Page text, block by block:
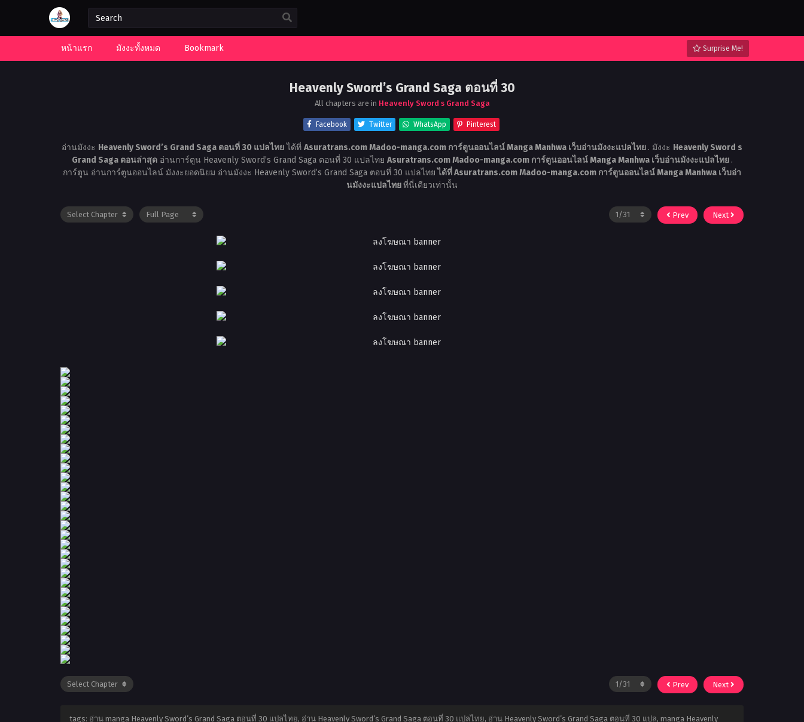
หน้าแรก มังงะทั้งหมด Bookmark Surprise Me!
Heavenly Sword’s Grand Saga ตอนที่ 30
All chapters are in Heavenly Sword s Grand Saga
Facebook Twitter WhatsApp Pinterest
อ่านมังงะ Heavenly Sword’s Grand Saga ตอนที่ 30 แปลไทยได้ที่ Asuratrans.com Madoo-manga.com การ์ตูนออนไลน์ Manga Manhwa เว็บอ่านมังงะแปลไทย . มังงะ Heavenly Sword s
Grand Saga ตอนล่าสุดอ่านการ์ตูน Heavenly Sword’s Grand Saga ตอนที่ 30 แปลไทย Asuratrans.com Madoo-manga.com การ์ตูนออนไลน์ Manga Manhwa เว็บอ่านมังงะแปลไทย .
การ์ตูน อ่านการ์ตูนออนไลน์ มังงะยอดนิยม อ่านมังงะ Heavenly Sword’s Grand Saga ตอนที่ 30 แปลไทยได้ที่ Asuratrans.com Madoo-manga.com การ์ตูนออนไลน์ Manga Manhwa เว็บอ่า
นมังงะแปลไทยที่นี่เดียวเท่านั้น
Prev Next
Prev Next
tags: อ่าน manga Heavenly Sword’s Grand Saga ตอนที่ 30 แปลไทย, อ่าน Heavenly Sword’s Grand Saga ตอนที่ 30 แปลไทย, อ่าน Heavenly Sword’s Grand Saga ตอนที่ 30 แปล, manga Heavenly